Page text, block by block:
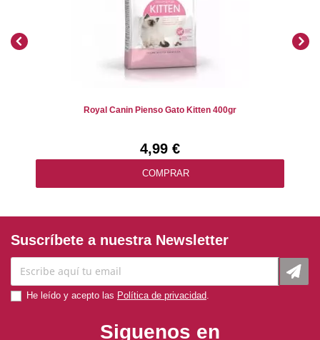
Royal Canin Pienso Gato Kitten 400gr
4,99 €
COMPRAR
Suscríbete a nuestra Newsletter
He leído y acepto las Política de privacidad
Siguenos en